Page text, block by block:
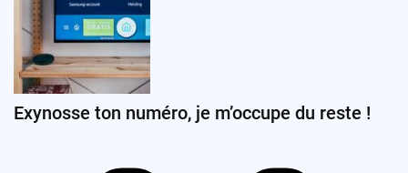
Exynosse ton numéro, je m’occupe du reste !